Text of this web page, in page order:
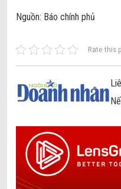
Nguồn: Báo chính phủ
Rate this